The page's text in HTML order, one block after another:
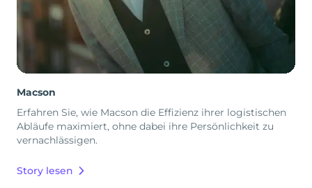
Macson
Erfahren Sie, wie Macson die Effizienz ihrer logistischen
Abläufe maximiert, ohne dabei ihre Persönlichkeit zu
vernachlässigen.
Story lesen